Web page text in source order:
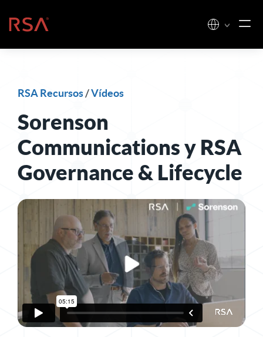
Inicio
RSA Recursos/Vídeos
Sorenson
Communications y RSA
Governance & Lifecycle